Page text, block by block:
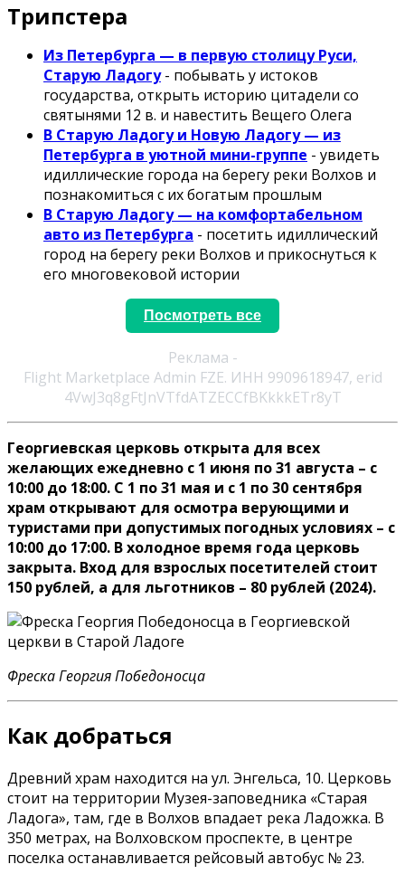
Трипстера
Из Петербурга — в первую столицу Руси,
Старую Ладогу- побывать у истоков
государства, открыть историю цитадели со
святынями 12 в. и навестить Вещего Олега
В Старую Ладогу и Новую Ладогу — из
Петербурга в уютной мини-группе - увидеть
идиллические города на берегу реки Волхов и
познакомиться с их богатым прошлым
В Старую Ладогу — на комфортабельном
авто из Петербурга - посетить идиллический
город на берегу реки Волхов и прикоснуться к
его многовековой истории
Посмотреть все
Реклама -
Flight Marketplace Admin FZE. ИНН 9909618947, erid
4VwJ3q8gFtJnVTfdATZECCfBKkkkETr8yT
Георгиевская церковь открыта для всех
желающих ежедневно с 1 июня по 31 августа – с
10:00 до 18:00. С 1 по 31 мая и с 1 по 30 сентября
храм открывают для осмотра верующими и
туристами при допустимых погодных условиях – с
10:00 до 17:00. В холодное время года церковь
закрыта. Вход для взрослых посетителей стоит
150 рублей, а для льготников – 80 рублей (2024).
Фреска Георгия Победоносца
Как добраться
Древний храм находится на ул. Энгельса, 10. Церковь
стоит на территории Музея-заповедника «Старая
Ладога», там, где в Волхов впадает река Ладожка. В
350 метрах, на Волховском проспекте, в центре
поселка останавливается рейсовый автобус № 23.